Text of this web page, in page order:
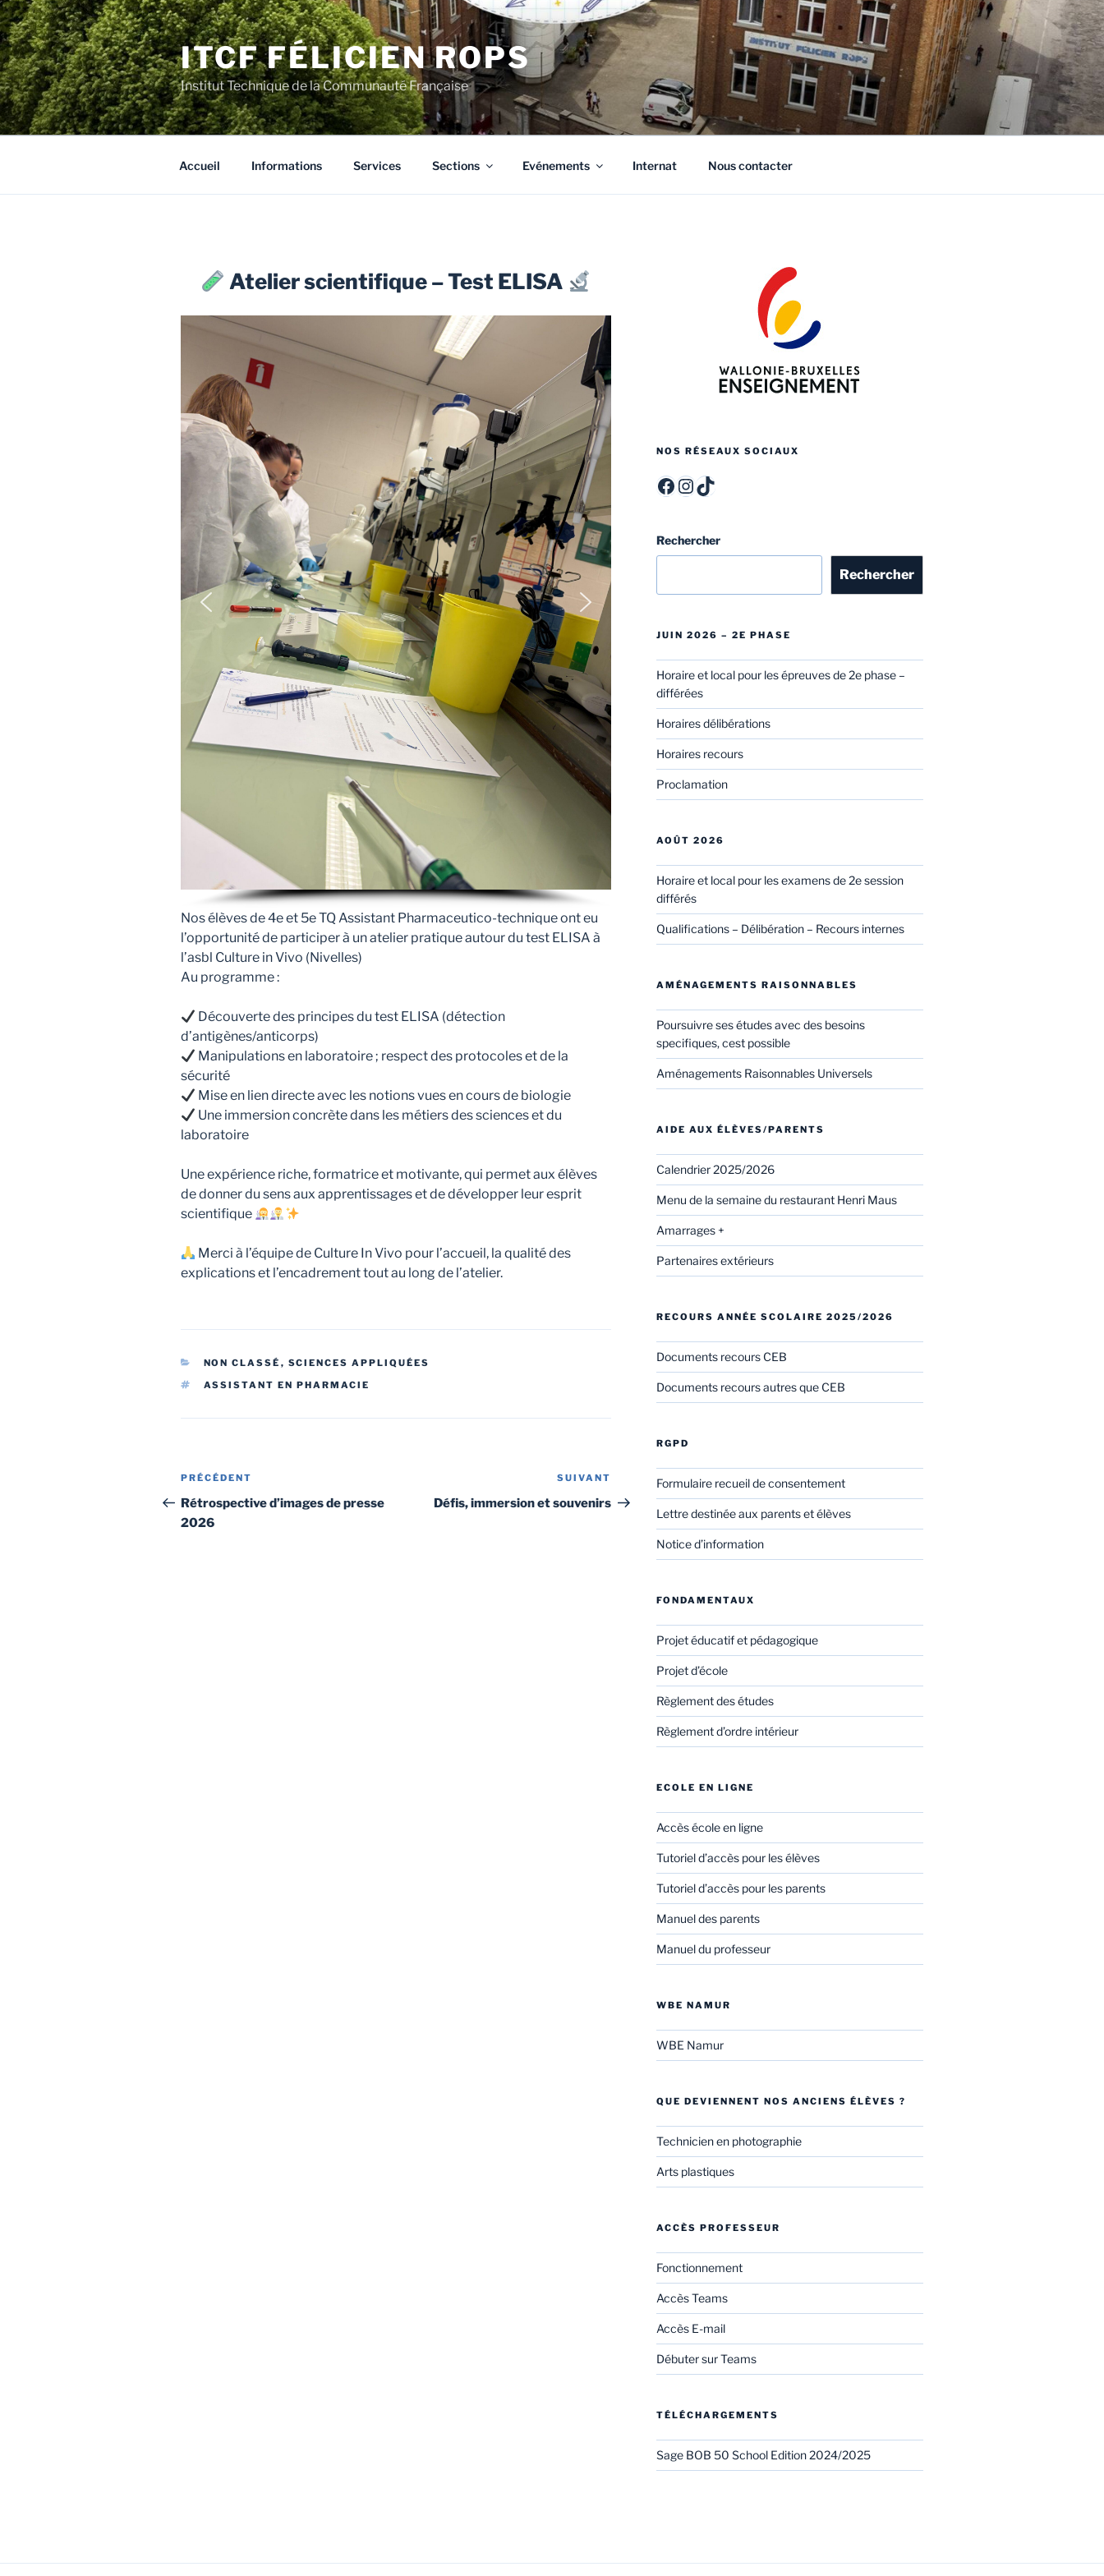
Aller
au
contenu
principal
ITCF FÉLICIEN ROPS
Institut Technique de la Communauté Française
Accueil Informations Services Sections Evénements Internat Nous contacter
Atelier scientifique – Test ELISA
Nos élèves de 4e et 5e TQ Assistant Pharmaceutico-technique ont eu
l’opportunité de participer à un atelier pratique autour du test ELISA à
l’asbl Culture in Vivo (Nivelles)
Au programme :
Découverte des principes du test ELISA (détection
d’antigènes/anticorps)
Manipulations en laboratoire ; respect des protocoles et de la
sécurité
Mise en lien directe avec les notions vues en cours de biologie
Une immersion concrète dans les métiers des sciences et du
laboratoire
Une expérience riche, formatrice et motivante, qui permet aux élèves
de donner du sens aux apprentissages et de développer leur esprit
scientifique
Merci à l’équipe de Culture In Vivo pour l’accueil, la qualité des
explications et l’encadrement tout au long de l’atelier.
CATÉGORIES
NON CLASSÉ , SCIENCES APPLIQUÉES
ÉTIQUETTES
ASSISTANT EN PHARMACIE
Navigation
de
l’article
Article
précédent
PRÉCÉDENT
Rétrospective d’images de presse
2026
suivant
SUIVANT
Défis, immersion et souvenirs
NOS RÉSEAUX SOCIAUX
ITCF Félicien Rops - Officiel - itcffr
itcffr
Rechercher
Rechercher
JUIN 2026 – 2E PHASE
Horaire et local pour les épreuves de 2e phase –
différées
Horaires délibérations
Horaires recours
Proclamation
AOÛT 2026
Horaire et local pour les examens de 2e session
différés
Qualifications – Délibération – Recours internes
AMÉNAGEMENTS RAISONNABLES
Poursuivre ses études avec des besoins
specifiques, cest possible
Aménagements Raisonnables Universels
AIDE AUX ÉLÈVES/PARENTS
Calendrier 2025/2026
Menu de la semaine du restaurant Henri Maus
Amarrages +
Partenaires extérieurs
RECOURS ANNÉE SCOLAIRE 2025/2026
Documents recours CEB
Documents recours autres que CEB
RGPD
Formulaire recueil de consentement
Lettre destinée aux parents et élèves
Notice d’information
FONDAMENTAUX
Projet éducatif et pédagogique
Projet d’école
Règlement des études
Règlement d’ordre intérieur
ECOLE EN LIGNE
Accès école en ligne
Tutoriel d’accès pour les élèves
Tutoriel d’accès pour les parents
Manuel des parents
Manuel du professeur
WBE NAMUR
WBE Namur
QUE DEVIENNENT NOS ANCIENS ÉLÈVES ?
Technicien en photographie
Arts plastiques
ACCÈS PROFESSEUR
Fonctionnement
Accès Teams
Accès E-mail
Débuter sur Teams
TÉLÉCHARGEMENTS
Sage BOB 50 School Edition 2024/2025